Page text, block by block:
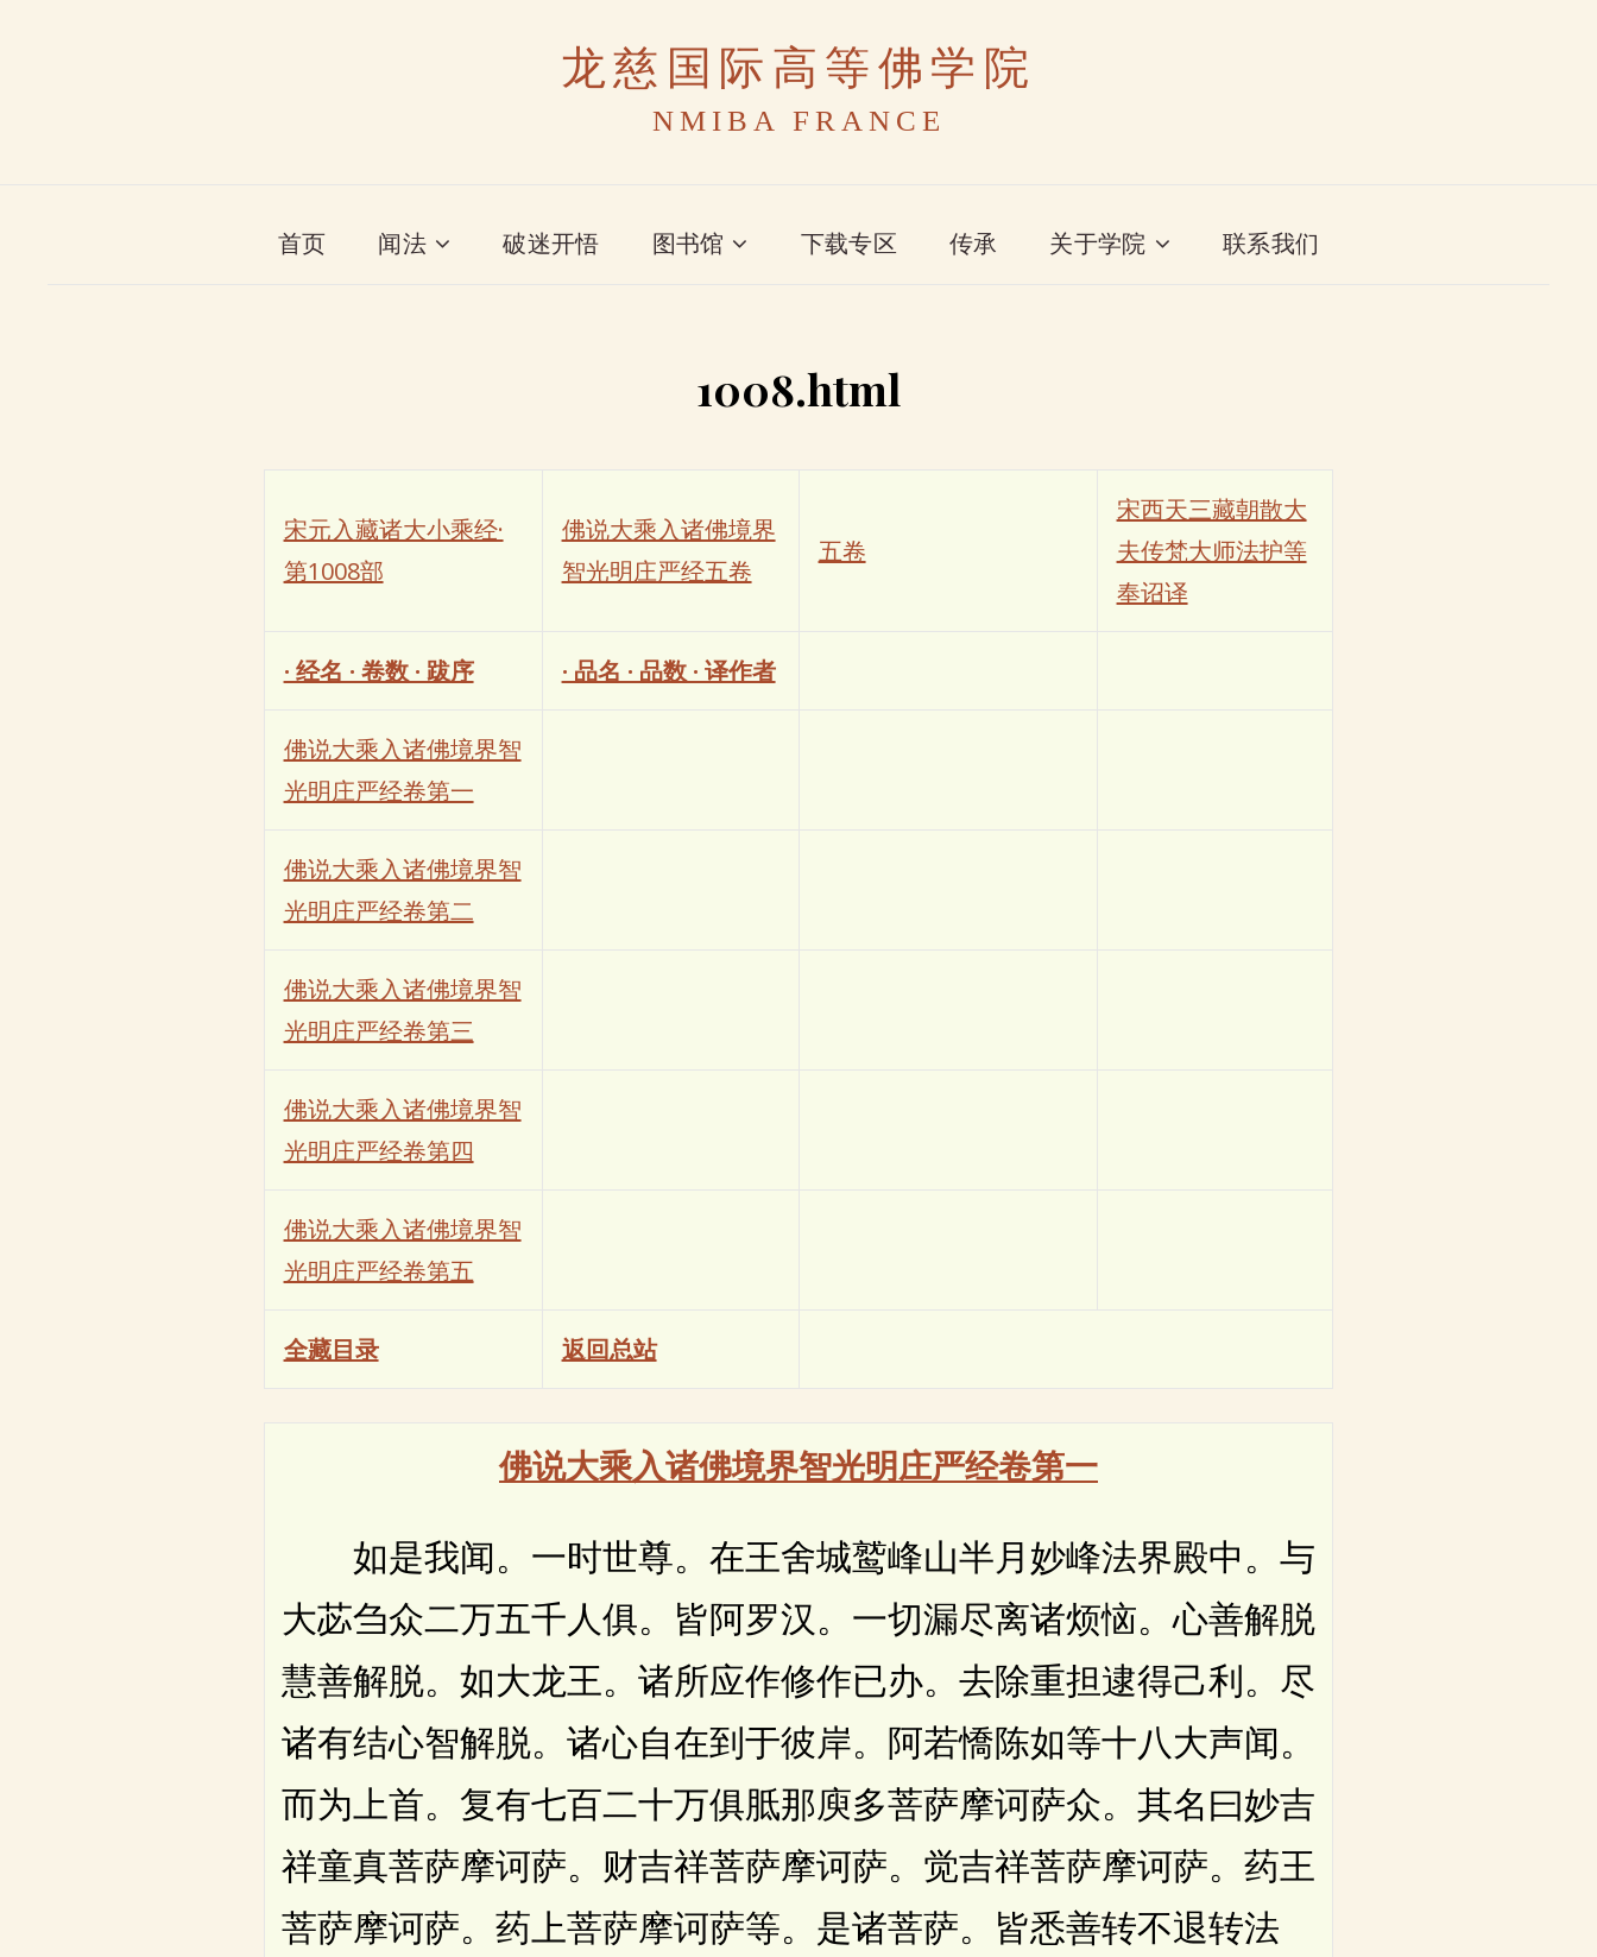
龙慈国际高等佛学院
NMIBA FRANCE
首页 闻法 破迷开悟 图书馆 下载专区 传承 关于学院 联系我们
1008.html
宋元入藏诸大小乘经·
第1008部
佛说大乘入诸佛境界
智光明庄严经五卷
五卷
宋西天三藏朝散大
夫传梵大师法护等
奉诏译
· 经名 · 卷数 · 跋序 · 品名 · 品数 · 译作者
佛说大乘入诸佛境界智
光明庄严经卷第一
佛说大乘入诸佛境界智
光明庄严经卷第二
佛说大乘入诸佛境界智
光明庄严经卷第三
佛说大乘入诸佛境界智
光明庄严经卷第四
佛说大乘入诸佛境界智
光明庄严经卷第五
全藏目录 返回总站
佛说大乘入诸佛境界智光明庄严经卷第一
如是我闻。一时世尊。在王舍城鹫峰山半月妙峰法界殿中。与
大苾刍众二万五千人俱。皆阿罗汉。一切漏尽离诸烦恼。心善解脱
慧善解脱。如大龙王。诸所应作修作已办。去除重担逮得己利。尽
诸有结心智解脱。诸心自在到于彼岸。阿若憍陈如等十八大声闻。
而为上首。复有七百二十万俱胝那庾多菩萨摩诃萨众。其名曰妙吉
祥童真菩萨摩诃萨。财吉祥菩萨摩诃萨。觉吉祥菩萨摩诃萨。药王
菩萨摩诃萨。药上菩萨摩诃萨等。是诸菩萨。皆悉善转不退转法